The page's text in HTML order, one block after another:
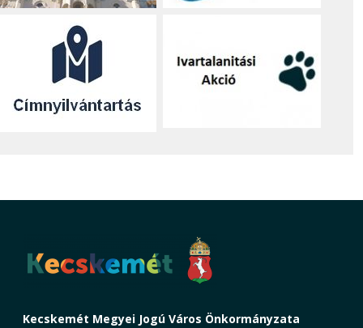
Kecskemét Megyei Jogú Város Önkormányzata